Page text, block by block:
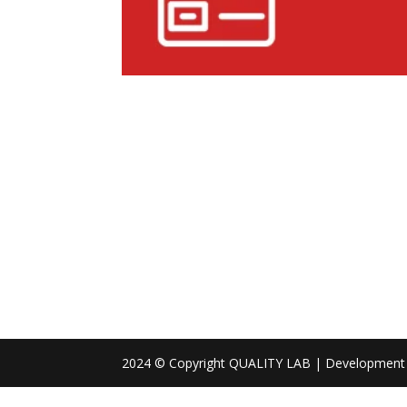
2024 © Copyright QUALITY LAB | Development